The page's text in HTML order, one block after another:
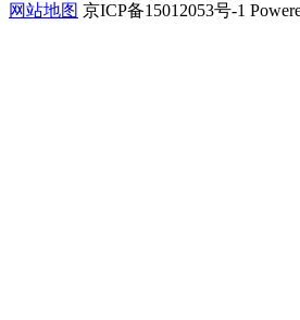
网站地图 京ICP备15012053号-1